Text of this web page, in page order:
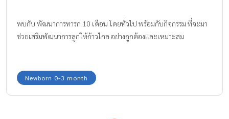
พบกับ พัฒนาการทารก 10 เดือน โดยทั่วไป พร้อมกับกิจกรรม ที่จะมา
ช่วยเสริมพัฒนาการลูกให้ก้าวไกล อย่างถูกต้องและเหมาะสม
Newborn 0-3 month